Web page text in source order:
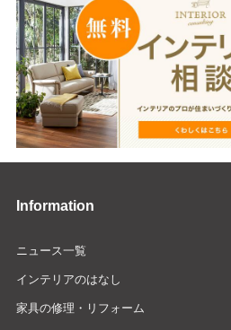
Information
ニュース一覧
インテリアのはなし
家具の修理・リフォーム